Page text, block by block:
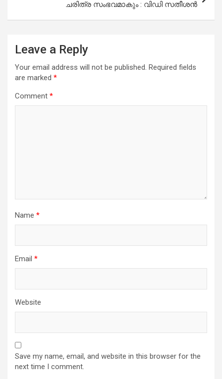
ചരിത്ര സംഭവമാകും : വിഡി സതീശന്‍
Leave a Reply
Your email address will not be published. Required fields
are marked *
Comment *
Name *
Email *
Website
Save my name, email, and website in this browser for the
next time I comment.